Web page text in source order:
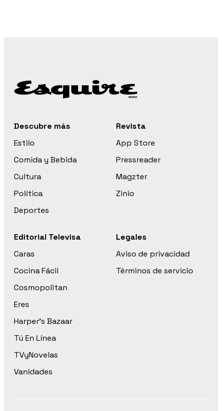
Descubre más
Estilo
Comida y Bebida
Cultura
Política
Deportes
Revista
App Store
Pressreader
Magzter
Zinio
Editorial Televisa
Caras
Cocina Fácil
Cosmopolitan
Eres
Harper’s Bazaar
Tú En Línea
TVyNovelas
Vanidades
Legales
Aviso de privacidad
Términos de servicio